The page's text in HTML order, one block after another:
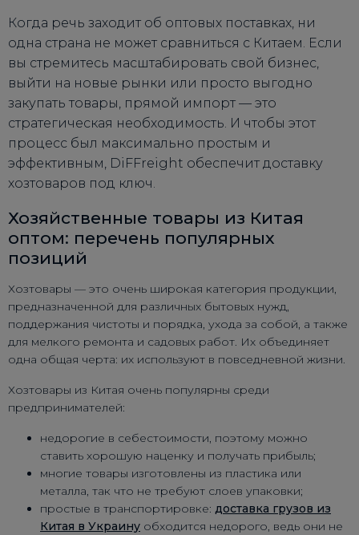
Когда речь заходит об оптовых поставках, ни
одна страна не может сравниться с Китаем. Если
вы стремитесь масштабировать свой бизнес,
выйти на новые рынки или просто выгодно
закупать товары, прямой импорт — это
стратегическая необходимость. И чтобы этот
процесс был максимально простым и
эффективным, DiFFreight обеспечит доставку
хозтоваров под ключ.
Хозяйственные товары из Китая
оптом: перечень популярных
позиций
Хозтовары — это очень широкая категория продукции,
предназначенной для различных бытовых нужд,
поддержания чистоты и порядка, ухода за собой, а также
для мелкого ремонта и садовых работ. Их объединяет
одна общая черта: их используют в повседневной жизни.
Хозтовары из Китая очень популярны среди
предпринимателей:
недорогие в себестоимости, поэтому можно
ставить хорошую наценку и получать прибыль;
многие товары изготовлены из пластика или
металла, так что не требуют слоев упаковки;
простые в транспортировке: доставка грузов из
Китая в Украину обходится недорого, ведь они не